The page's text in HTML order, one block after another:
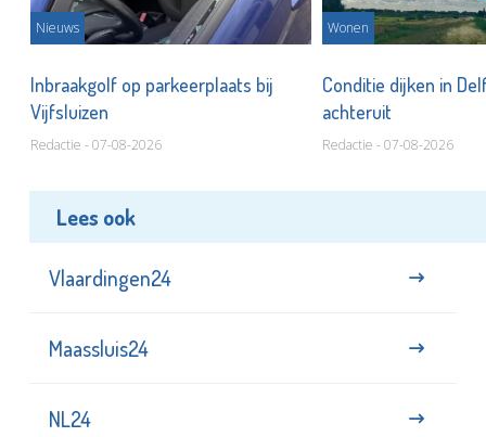
Nieuws
Inbraakgolf op parkeerplaats bij
Vijfsluizen
Redactie - 07-08-2026
Wonen
Conditie dijken in
achteruit
Redactie - 07-08-2026
Lees ook
Vlaardingen24
Maassluis24
NL24